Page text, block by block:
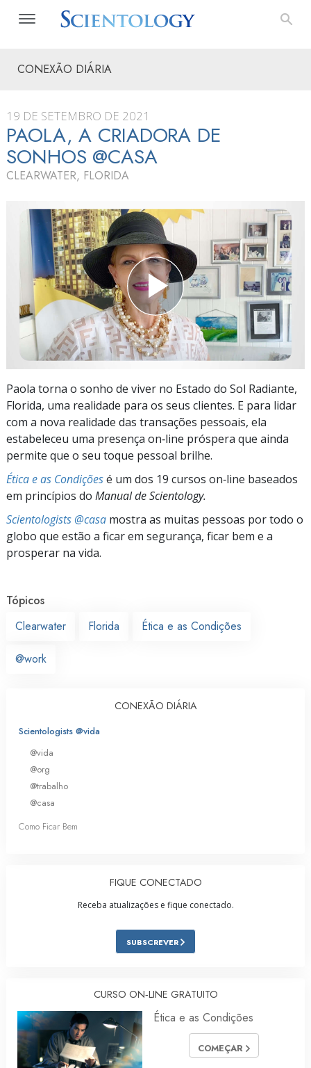
CONEXÃO DIÁRIA
19 DE SETEMBRO DE 2021
PAOLA, A CRIADORA DE
SONHOS @CASA
CLEARWATER, FLORIDA
Paola torna o sonho de viver no Estado do Sol Radiante,
Florida, uma realidade para os seus clientes. E para lidar
com a nova realidade das transações pessoais, ela
estabeleceu uma presença on‑line próspera que ainda
permite que o seu toque pessoal brilhe.
Ética e as Condiçõesé um dos 19 cursos on‑line baseados
em princípios do Manual de Scientology.
Scientologists @casa mostra as muitas pessoas por todo o
globo que estão a ficar em segurança, ficar bem e a
prosperar na vida.
Tópicos
Clearwater
Florida Ética e as Condições
@work
CONEXÃO DIÁRIA
Scientologists @vida
@vida
@org
@trabalho
@casa
Como Ficar Bem
FIQUE CONECTADO
Receba atualizações e fique conectado.
SUBSCREVER
CURSO ON‑LINE GRATUITO
Ética e as Condições
COMEÇAR